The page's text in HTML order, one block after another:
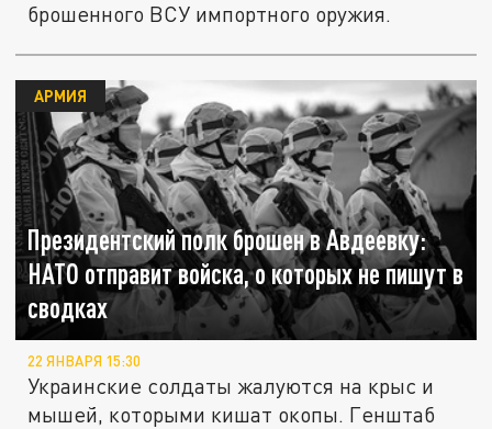
брошенного ВСУ импортного оружия.
Президентский полк брошен в Авдеевку:
НАТО отправит войска, о которых не пишут в
сводках
АРМИЯ
22 ЯНВАРЯ 15:30
Украинские солдаты жалуются на крыс и
мышей, которыми кишат окопы. Генштаб